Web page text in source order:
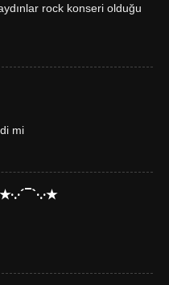
rock konseri olduğu
mi